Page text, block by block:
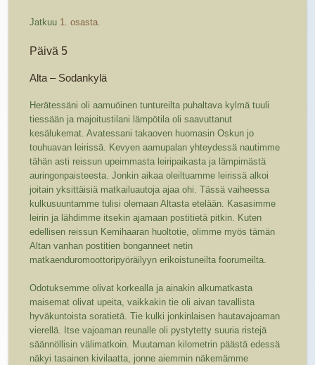
Jatkuu 1. osasta
Päivä 5
Alta – Sodankylä
Herätessäni oli aamuöinen tuntureilta puhaltava kylmä tuuli
tiessään ja majoitustilani lämpötila oli saavuttanut
kesälukemat. Avatessani takaoven huomasin Oskun jo
touhuavan leirissä. Kevyen aamupalan yhteydessä nautimme
tähän asti reissun upeimmasta leiripaikasta ja lämpimästä
auringonpaisteesta. Jonkin aikaa oleiltuamme leirissä alkoi
joitain yksittäisiä matkailuautoja ajaa ohi. Tässä vaiheessa
kulkusuuntamme tulisi olemaan Altasta etelään. Kasasimme
leirin ja lähdimme itsekin ajamaan postitietä pitkin. Kuten
edellisen reissun Kemihaaran huoltotie, olimme myös tämän
Altan vanhan postitien bonganneet netin
matkaenduromoottoripyöräilyyn erikoistuneilta foorumeilta.
Odotuksemme olivat korkealla ja ainakin alkumatkasta
maisemat olivat upeita, vaikkakin tie oli aivan tavallista
hyväkuntoista soratietä. Tie kulki jonkinlaisen hautavajoaman
vierellä. Itse vajoaman reunalle oli pystytetty suuria ristejä
säännöllisin välimatkoin. Muutaman kilometrin päästä edessä
näkyi tasainen kivilaatta, jonne aiemmin näkemämme